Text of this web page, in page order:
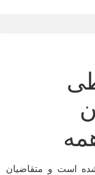
است و متقاضیان